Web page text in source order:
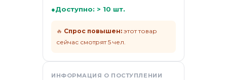
●Доступно: > 10 шт.
🔥 Спрос повышен: этот товар
сейчас смотрят 5 чел.
ИНФОРМАЦИЯ О ПОСТУПЛЕНИИ